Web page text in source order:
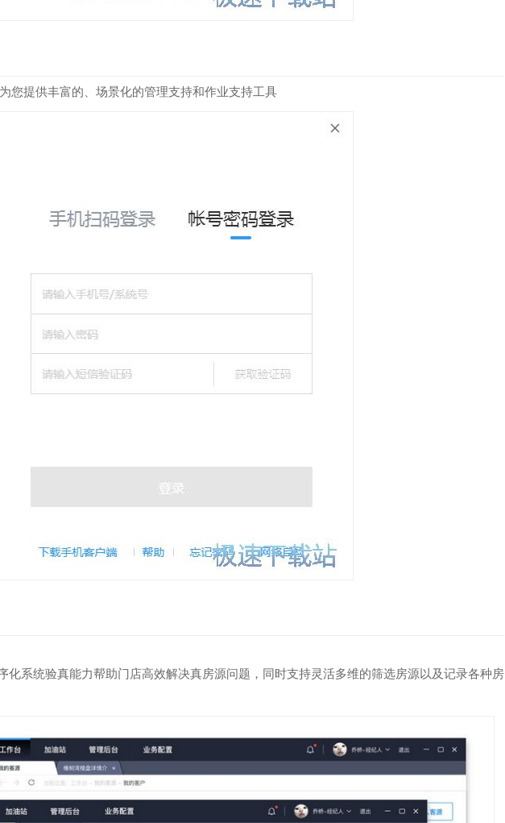
您提供丰富的、场景化的管理支持和作业支持工具
化系统验真能力帮助门店高效解决真房源问题，同时支持灵活多维的筛选房源以及记录各种房